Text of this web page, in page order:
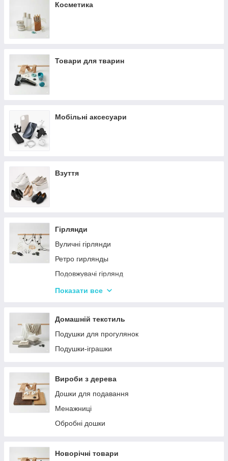
Косметика
Товари для тварин
Мобільні аксесуари
Взуття
Гірлянди
Вуличні гірлянди
Ретро гирлянды
Подовжувачі гірлянд
Хатні гірлянди
Показати все
Домашній текстиль
Подушки для прогулянок
Подушки-іграшки
Вироби з дерева
Дошки для подавання
Менажниці
Обробні дошки
Новорічні товари